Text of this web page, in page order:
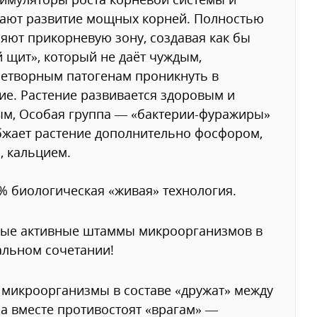
развитие мощных корней. Полностью
прикорневую зону, создавая как бы
щит», который не даёт чуждым,
патогенам проникнуть в
Растение развивается здоровым и
Особая группа — «бактерии-фуражиры»
растение дополнительно фосфором,
кальцием.
биологическая «живая» технология.
активные штаммы микроорганизмов в
сочетании!
в составе «дружат» между
вместе противостоят «врагам» —